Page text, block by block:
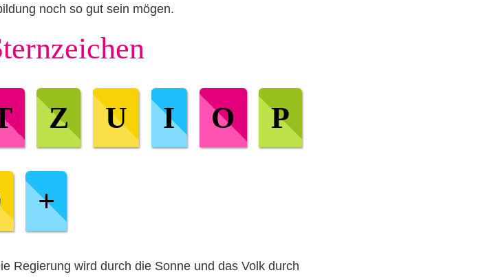
noch so gut sein mögen.
Z U I O P
+
Regierung wird durch die Sonne und das Volk durch